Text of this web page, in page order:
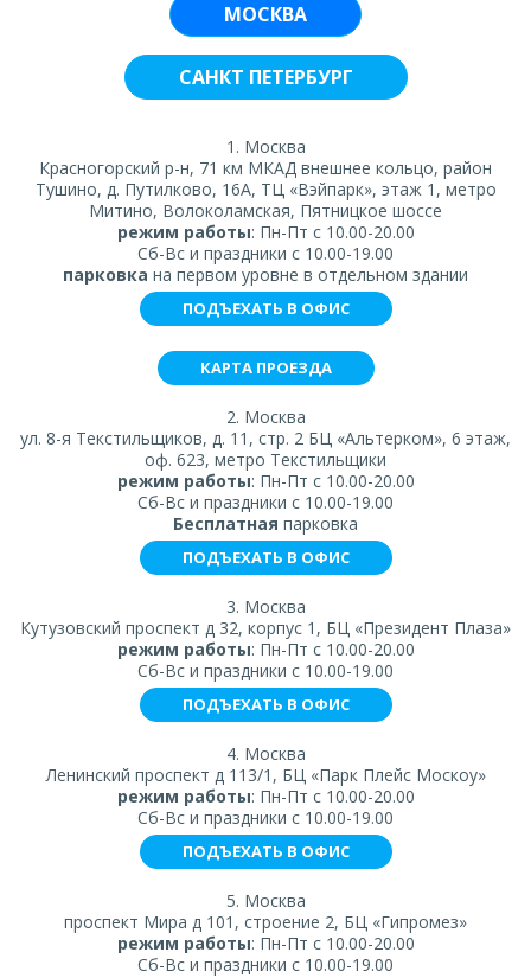
МОСКВА
САНКТ ПЕТЕРБУРГ
1. Москва
Красногорский р-н, 71 км МКАД внешнее кольцо, район
Тушино, д. Путилково, 16А, ТЦ «Вэйпарк», этаж 1, метро
Митино, Волоколамская, Пятницкое шоссе
режим работы: Пн-Пт с 10.00-20.00
Сб-Вс и праздники с 10.00-19.00
парковка на первом уровне в отдельном здании
ПОДЪЕХАТЬ В ОФИС
КАРТА ПРОЕЗДА
2. Москва
ул. 8-я Текстильщиков, д. 11, стр. 2 БЦ «Альтерком», 6 этаж,
оф. 623, метро Текстильщики
режим работы: Пн-Пт с 10.00-20.00
Сб-Вс и праздники с 10.00-19.00
Бесплатная парковка
ПОДЪЕХАТЬ В ОФИС
3. Москва
Кутузовский проспект д 32, корпус 1, БЦ «Президент Плаза»
режим работы: Пн-Пт с 10.00-20.00
Сб-Вс и праздники с 10.00-19.00
ПОДЪЕХАТЬ В ОФИС
4. Москва
Ленинский проспект д 113/1, БЦ «Парк Плейс Москоу»
режим работы: Пн-Пт с 10.00-20.00
Сб-Вс и праздники с 10.00-19.00
ПОДЪЕХАТЬ В ОФИС
5. Москва
проспект Мира д 101, строение 2, БЦ «Гипромез»
режим работы: Пн-Пт с 10.00-20.00
Сб-Вс и праздники с 10.00-19.00